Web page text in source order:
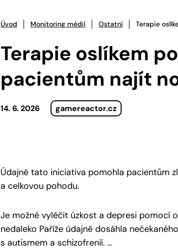
Úvod Monitoring médií Ostatní Terapie
Terapie oslíkem
pacientům najít
14. 6. 2026 gamereactor.cz
Údajně tato iniciativa pomohla pacientům
a celkovou pohodu.
Je možné vyléčit úzkost a depresi pomocí
nedaleko Paříže údajně dosáhla
s autismem a schizofrenií. …